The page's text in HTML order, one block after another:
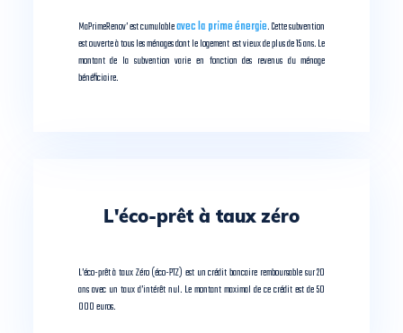
MaPrimeRenov’ est cumulableavec la prime énergie. Cette subvention
est ouverte à tous les ménages dont le logement est vieux de plus de 15 ans. Le
montant de la subvention varie en fonction des revenus du ménage
bénéficiaire.
L'éco-prêt à taux zéro
L’éco-prêt à taux Zéro (éco-PTZ) est un crédit bancaire remboursable sur 20
ans avec un taux d’intérêt nul. Le montant maximal de ce crédit est de 50
000 euros.